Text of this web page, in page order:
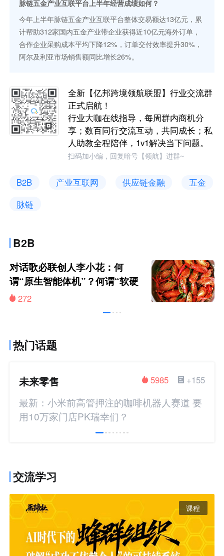
脉链五金产业互联平台上半年经营成绩如何？
今年上半年脉链五金产业互联平台整体交易额达13亿元，累
计帮助312家国内五金产业带企业获得近10亿元海外订单，
合作企业采购成本平均下降12%，订单交付效率提升30%，
阿尔及利亚市场销售额同比增长26%。
全新【亿邦跨境领航联盟】行业交流群
正式启航！
行业大咖在线指导，每周群内商机分
享；数百同行交流互动，共同成长；私
人助教全程陪伴，1v1解决当下问题。
扫码加小编，回复暗号【领航】进群~
B2B 产业互联网 供应链金融
五金
脉链
B2B
对话歌必联创人李小花：何
谓“原生智能体机”？何谓“软硬
脑一体”？有何核心价值？
272
热门话题
未来零售 +155
5985
最新：小米前高管押注的咖啡机器人赛道 要
用10万家门店PK瑞幸们？
交流学习
课程